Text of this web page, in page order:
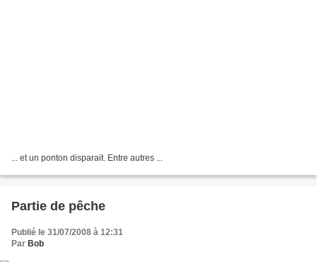
... et un ponton disparait. Entre autres ...
Partie de pêche
Publié le 31/07/2008 à 12:31
Par Bob